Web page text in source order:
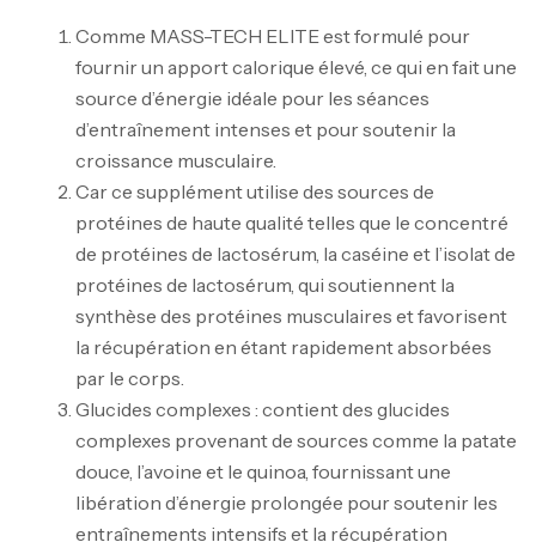
Comme MASS-TECH ELITE est formulé pour
fournir un apport calorique élevé, ce qui en fait une
source d’énergie idéale pour les séances
d’entraînement intenses et pour soutenir la
croissance musculaire.
Car ce supplément utilise des sources de
protéines de haute qualité telles que le concentré
de protéines de lactosérum, la caséine et l’isolat de
protéines de lactosérum, qui soutiennent la
synthèse des protéines musculaires et favorisent
la récupération en étant rapidement absorbées
par le corps.
Glucides complexes : contient des glucides
complexes provenant de sources comme la patate
douce, l’avoine et le quinoa, fournissant une
libération d’énergie prolongée pour soutenir les
entraînements intensifs et la récupération